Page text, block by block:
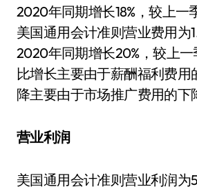
2020年同期增长18%，较上一
美国通用会计准则营业费用为
2020年同期增长20%，较上一
比增长主要由于薪酬福利费用
降主要由于市场推广费用的下
营业利润
美国通用会计准则营业利润为